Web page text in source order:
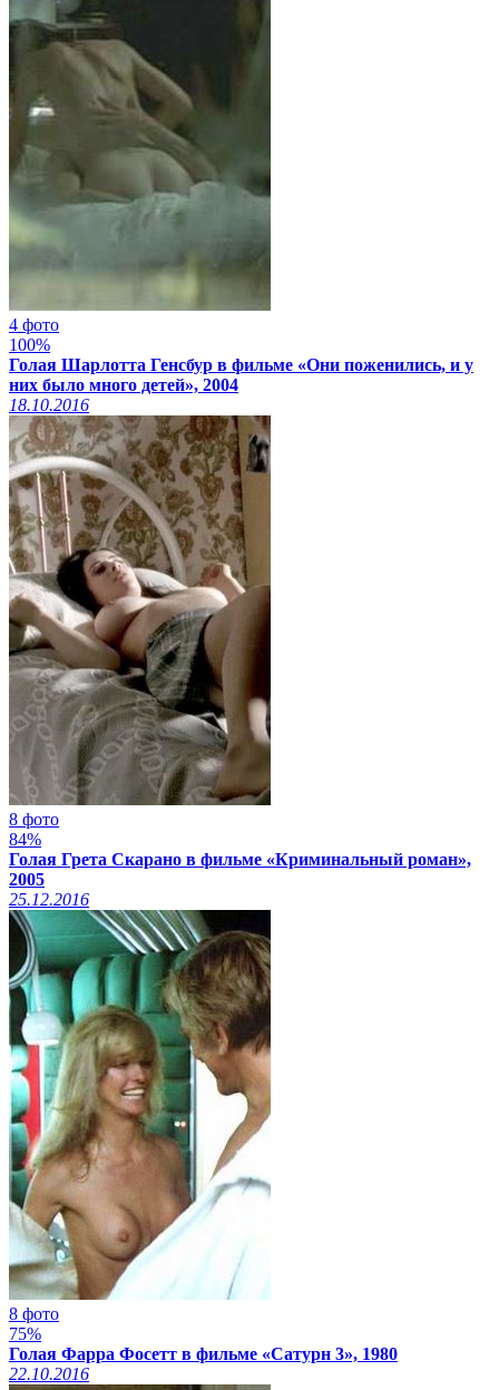
4 фото
100%
Голая Шарлотта Генсбур в фильме «Они поженились, и у
них было много детей», 2004
18.10.2016
8 фото
84%
Голая Грета Скарано в фильме «Криминальный роман»,
2005
25.12.2016
8 фото
75%
Голая Фарра Фосетт в фильме «Сатурн 3», 1980
22.10.2016